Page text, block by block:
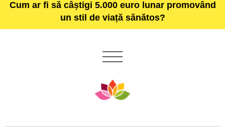
Cum ar fi să câștigi 5.000 euro lunar promovând
un stil de viață sănătos?